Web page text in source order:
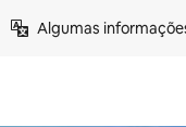
Algumas